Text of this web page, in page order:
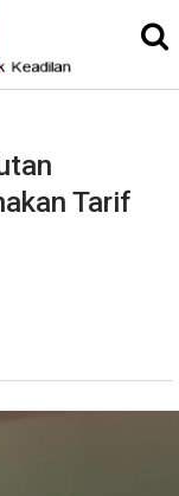
Tarif